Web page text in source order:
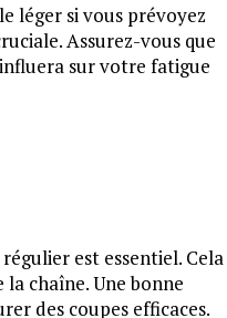
léger si vous prévoyez
Assurez-vous que
sur votre fatigue
est essentiel. Cela
chaîne. Une bonne
des coupes efficaces.